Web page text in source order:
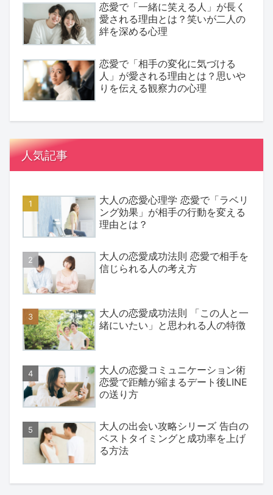
恋愛で「一緒に笑える人」が長く
愛される理由とは？笑いが二人の
絆を深める心理
恋愛で「相手の変化に気づける
人」が愛される理由とは？思いや
りを伝える観察力の心理
人気記事
大人の恋愛心理学 恋愛で「ラベリ
ング効果」が相手の行動を変える
理由とは？
大人の恋愛成功法則 恋愛で相手を
信じられる人の考え方
大人の恋愛成功法則 「この人と一
緒にいたい」と思われる人の特徴
大人の恋愛コミュニケーション術
恋愛で距離が縮まるデート後LINE
の送り方
大人の出会い攻略シリーズ 告白の
ベストタイミングと成功率を上げ
る方法